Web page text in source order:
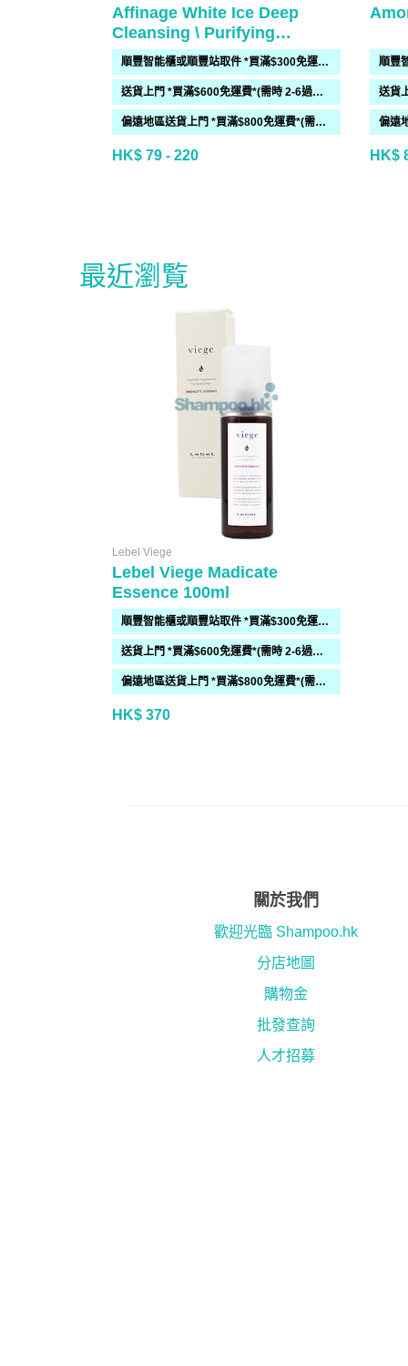
Affinage White Ice Deep
Cleansing \ Purifying
Shampoo
順豐智能櫃或順豐站取件 *買滿$300免運費*
送貨上門 *買滿$600免運費*(需時 2-6過工作天)
偏遠地區送貨上門 *買滿$800免運費*(需時 2-6個工作天)
HK$ 79 - 220 HK$
最近瀏覧
Lebel Viege
Lebel Viege Madicate
Essence 100ml
順豐智能櫃或順豐站取件 *買滿$300免運費*
送貨上門 *買滿$600免運費*(需時 2-6過工作天)
偏遠地區送貨上門 *買滿$800免運費*(需時 2-6個工作天)
HK$ 370
關於我們
歡迎光臨 Shampoo.hk
分店地圖
購物金
批發查詢
人才招募